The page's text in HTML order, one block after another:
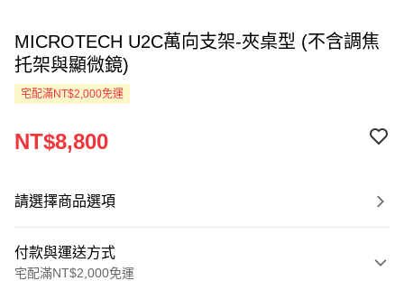
MICROTECH U2C萬向支架-夾桌型 (不含調焦
托架與顯微鏡)
宅配滿NT$2,000免運
NT$8,800
請選擇商品選項
付款與運送方式
宅配滿NT$2,000免運